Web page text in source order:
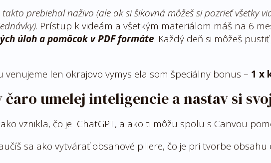
prebiehal naživo (ale ak si šikovná môžeš si pozrieť všetky
. Prístup k videám a všetkým materiálom máš na 6
úloh a pomôcok v PDF formáte. Každý deň si môžeš
len okrajovo vymyslela som špeciálny bonus – 1 x
čaro umelej inteligencie a nastav si
ako vznikla, čo je ChatGPT, a ako ti môžu spolu s Canvou
sa ako vytvárať obsahové piliere, čo je pri tvorbe